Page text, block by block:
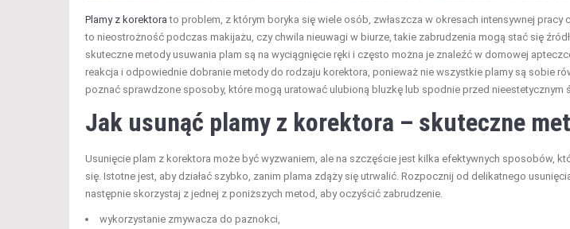
Plamy z korektora to problem, z którym boryka się wiele osób, zwłaszcza w okresach intensywnej pracy
to nieostrożność podczas makijażu, czy chwila nieuwagi w biurze, takie zabrudzenia mogą stać się
skuteczne metody usuwania plam są na wyciągnięcie ręki i często można je znaleźć w domowej
reakcja i odpowiednie dobranie metody do rodzaju korektora, ponieważ nie wszystkie plamy są sobie
poznać sprawdzone sposoby, które mogą uratować ulubioną bluzkę lub spodnie przed nieestetycznym
Jak usunąć plamy z korektora – skuteczne
Usunięcie plam z korektora może być wyzwaniem, ale na szczęście jest kilka efektywnych sposobów,
się. Istotne jest, aby działać szybko, zanim plama zdąży się utrwalić. Rozpocznij od delikatnego
następnie skorzystaj z jednej z poniższych metod, aby oczyścić zabrudzenie.
wykorzystanie zmywacza do paznokci,